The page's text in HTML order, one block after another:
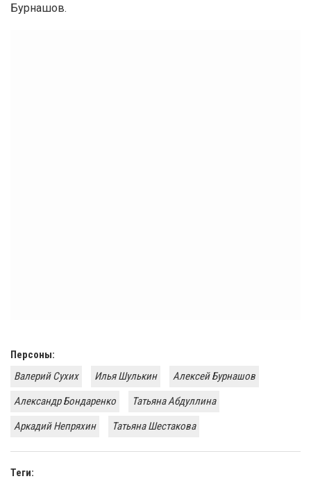
Бурнашов.
Персоны:
Валерий Сухих
Илья Шулькин
Алексей Бурнашов
Александр Бондаренко
Татьяна Абдуллина
Аркадий Непряхин
Татьяна Шестакова
Теги: